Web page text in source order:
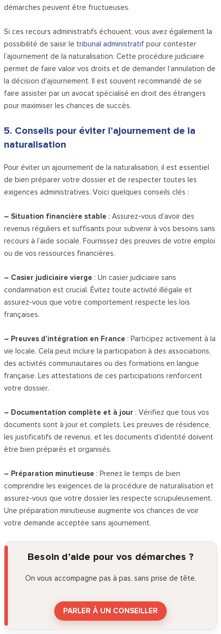
démarches peuvent être fructueuses.
Si ces recours administratifs échouent, vous avez également la
possibilité de saisir le tribunal administratif pour contester
l’ajournement de la naturalisation. Cette procédure judiciaire
permet de faire valoir vos droits et de demander l’annulation de
la décision d’ajournement. Il est souvent recommandé de se
faire assister par un avocat spécialisé en droit des étrangers
pour maximiser les chances de succès.
5. Conseils pour éviter l’ajournement de la
naturalisation
Pour éviter un ajournement de la naturalisation, il est essentiel
de bien préparer votre dossier et de respecter toutes les
exigences administratives. Voici quelques conseils clés :
– Situation financière stable : Assurez-vous d’avoir des
revenus réguliers et suffisants pour subvenir à vos besoins sans
recours à l’aide sociale. Fournissez des preuves de votre emploi
ou de vos ressources financières.
– Casier judiciaire vierge : Un casier judiciaire sans
condamnation est crucial. Évitez toute activité illégale et
assurez-vous que votre comportement respecte les lois
françaises.
– Preuves d’intégration en France : Participez activement à la
vie locale. Cela peut inclure la participation à des associations,
des activités communautaires ou des formations en langue
française. Les attestations de ces participations renforcent
votre dossier.
– Documentation complète et à jour : Vérifiez que tous vos
documents sont à jour et complets. Les preuves de résidence,
les justificatifs de revenus, et les documents d’identité doivent
être bien préparés et organisés.
– Préparation minutieuse : Prenez le temps de bien
comprendre les exigences de la procédure de naturalisation et
assurez-vous que votre dossier les respecte scrupuleusement.
Une préparation minutieuse augmente vos chances de voir
votre demande acceptée sans ajournement.
Besoin d’aide pour vos démarches ?
On vous accompagne pas à pas, sans prise de tête.
PARLER À UN CONSEILLER